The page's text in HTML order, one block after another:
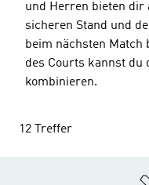
und Herren bieten dir
sicheren Stand und
beim nächsten Match
des Courts kannst du
kombinieren.
12 Treffer